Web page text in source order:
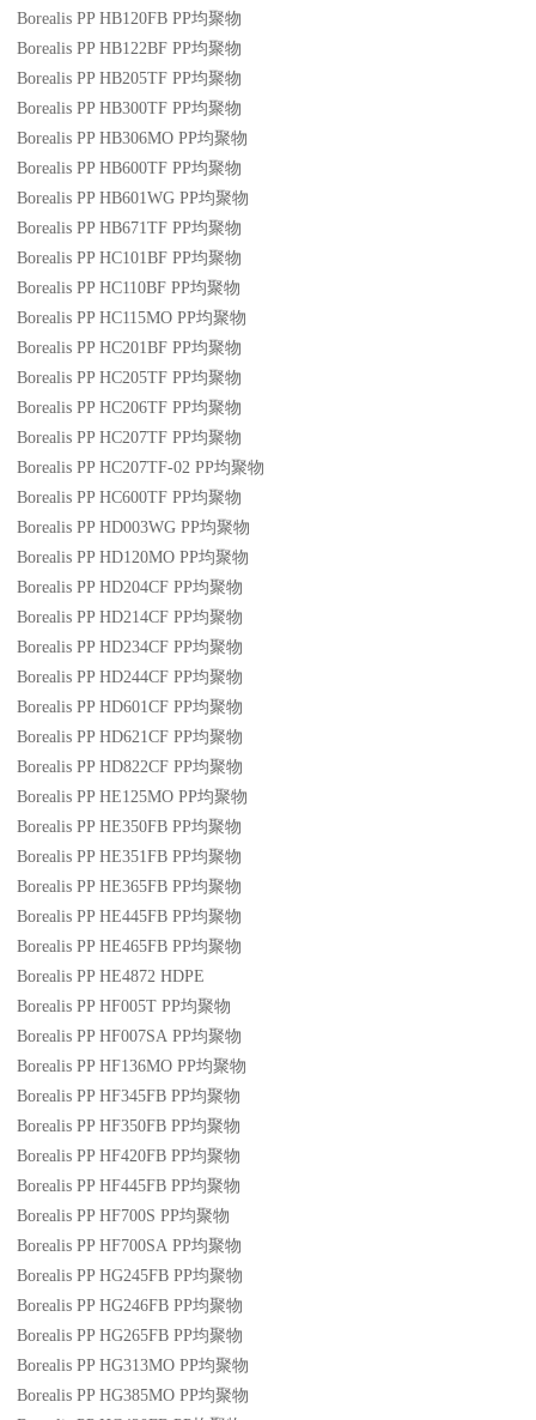
Borealis PP HB120FB PP均聚物
Borealis PP HB122BF PP均聚物
Borealis PP HB205TF PP均聚物
Borealis PP HB300TF PP均聚物
Borealis PP HB306MO PP均聚物
Borealis PP HB600TF PP均聚物
Borealis PP HB601WG PP均聚物
Borealis PP HB671TF PP均聚物
Borealis PP HC101BF PP均聚物
Borealis PP HC110BF PP均聚物
Borealis PP HC115MO PP均聚物
Borealis PP HC201BF PP均聚物
Borealis PP HC205TF PP均聚物
Borealis PP HC206TF PP均聚物
Borealis PP HC207TF PP均聚物
Borealis PP HC207TF-02 PP均聚物
Borealis PP HC600TF PP均聚物
Borealis PP HD003WG PP均聚物
Borealis PP HD120MO PP均聚物
Borealis PP HD204CF PP均聚物
Borealis PP HD214CF PP均聚物
Borealis PP HD234CF PP均聚物
Borealis PP HD244CF PP均聚物
Borealis PP HD601CF PP均聚物
Borealis PP HD621CF PP均聚物
Borealis PP HD822CF PP均聚物
Borealis PP HE125MO PP均聚物
Borealis PP HE350FB PP均聚物
Borealis PP HE351FB PP均聚物
Borealis PP HE365FB PP均聚物
Borealis PP HE445FB PP均聚物
Borealis PP HE465FB PP均聚物
Borealis PP HE4872 HDPE
Borealis PP HF005T PP均聚物
Borealis PP HF007SA PP均聚物
Borealis PP HF136MO PP均聚物
Borealis PP HF345FB PP均聚物
Borealis PP HF350FB PP均聚物
Borealis PP HF420FB PP均聚物
Borealis PP HF445FB PP均聚物
Borealis PP HF700S PP均聚物
Borealis PP HF700SA PP均聚物
Borealis PP HG245FB PP均聚物
Borealis PP HG246FB PP均聚物
Borealis PP HG265FB PP均聚物
Borealis PP HG313MO PP均聚物
Borealis PP HG385MO PP均聚物